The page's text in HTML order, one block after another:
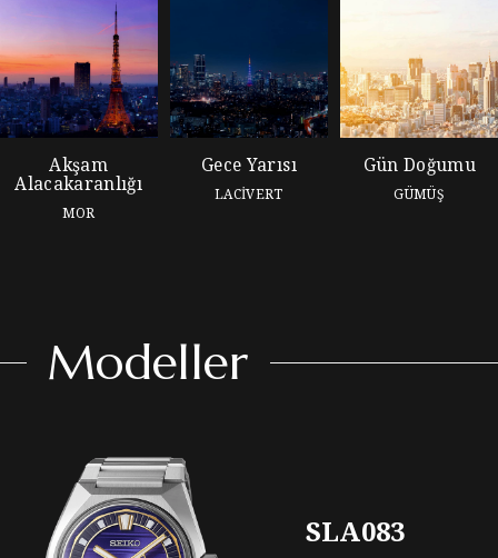
Akşam
Alacakaranlığı
MOR
Gece Yarısı
LACİVERT
Gün Doğumu
GÜMÜŞ
Modeller
SLA083